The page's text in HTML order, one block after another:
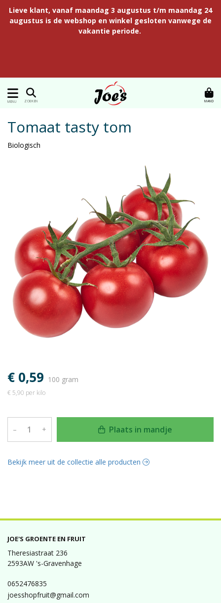
Lieve klant, vanaf maandag 3 augustus t/m maandag 24
augustus is de webshop en winkel gesloten vanwege de
vakantie periode.
MENU ZOEKEN MAND
Tomaat tasty tom
Biologisch
€ 0,59 100 gram
€ 5,90 per kilo
– + Plaats in mandje
Bekijk meer uit de collectie alle producten
JOE'S GROENTE EN FRUIT
Theresiastraat 236
2593AW 's-Gravenhage
0652476835
joesshopfruit@gmail.com